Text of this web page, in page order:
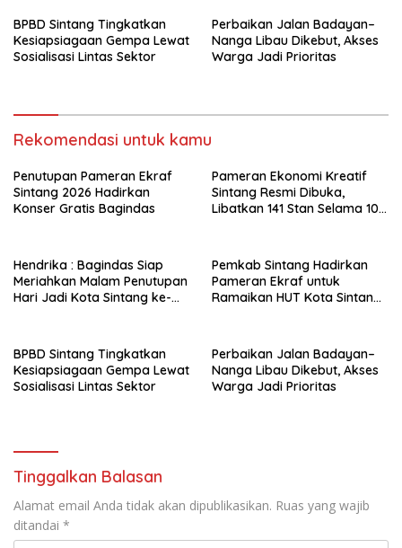
BPBD Sintang Tingkatkan
Kesiapsiagaan Gempa Lewat
Sosialisasi Lintas Sektor
Perbaikan Jalan Badayan–
Nanga Libau Dikebut, Akses
Warga Jadi Prioritas
Rekomendasi untuk kamu
Penutupan Pameran Ekraf
Sintang 2026 Hadirkan
Konser Gratis Bagindas
Pameran Ekonomi Kreatif
Sintang Resmi Dibuka,
Libatkan 141 Stan Selama 10
Hendrika : Bagindas Siap
Meriahkan Malam Penutupan
Hari Jadi Kota Sintang ke-
Pemkab Sintang Hadirkan
Pameran Ekraf untuk
Ramaikan HUT Kota Sintang
BPBD Sintang Tingkatkan
Kesiapsiagaan Gempa Lewat
Sosialisasi Lintas Sektor
Perbaikan Jalan Badayan–
Nanga Libau Dikebut, Akses
Warga Jadi Prioritas
Tinggalkan Balasan
Alamat email Anda tidak akan dipublikasikan. Ruas yang wajib
ditandai *